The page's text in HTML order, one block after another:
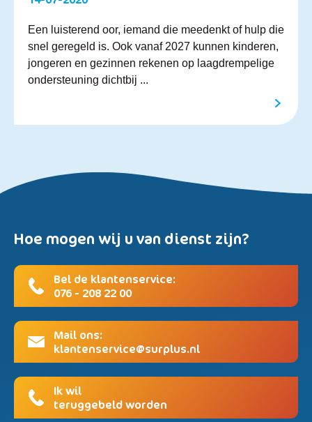
Een luisterend oor, iemand die meedenkt of hulp die
snel geregeld is. Ook vanaf 2027 kunnen kinderen,
jongeren en gezinnen rekenen op laagdrempelige
ondersteuning dichtbij ...
Hoe mogen wij u van dienst zijn?
Bel de klantenservice:
076 - 208 22 00
Mail ons:
klantenservice@surplus.nl
Ik wil
teruggebeld worden